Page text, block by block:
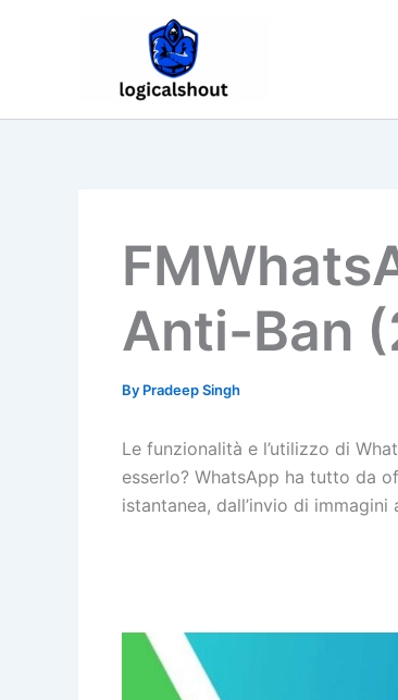
Anti-Ban
By Pradeep Singh
Le funzionalità e l’utilizzo di
esserlo? WhatsApp ha tutto da
istantanea, dall’invio di